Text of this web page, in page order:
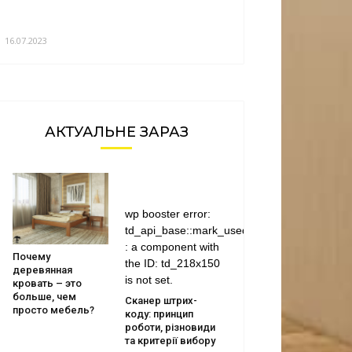
16.07.2023
АКТУАЛЬНЕ ЗАРАЗ
Почему
деревянная
кровать – это
больше, чем
просто мебель?
wp booster error:
td_api_base::mark_used_on_page
: a component with
the ID: td_218x150
is not set.
Сканер штрих-
коду: принцип
роботи, різновиди
та критерії вибору